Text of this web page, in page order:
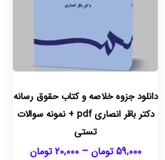
دانلود جزوه خلاصه و کتاب حقوق رسانه
دکتر باقر انصاری pdf + نمونه سوالات
تستی
59,000 تومان –
20,000 تومان